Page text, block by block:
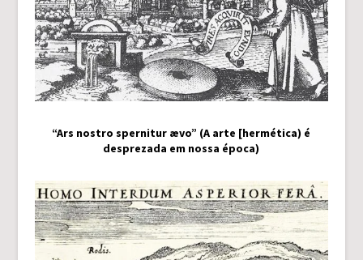
“Ars nostro spernitur ævo” (A arte [hermética) é
desprezada em nossa época)